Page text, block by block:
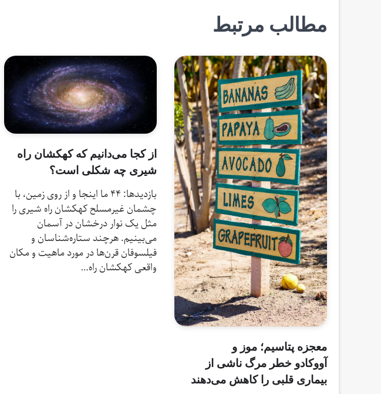
مطالب مرتبط
معجزه پتاسیم؛ موز و
آووکادو خطر مرگ ناشی از
بیماری قلبی را کاهش می‌دهند
از کجا می‌دانیم که کهکشان راه
شیری چه شکلی است؟
بازدیدها: 44 ما اینجا و از روی زمین، با
چشمان غیرمسلح کهکشان راه شیری را
مثل یک نوار درخشان در آسمان
می‌بینیم. هرچند ستاره‌شناسان و
فیلسوفان قرن‌ها در مورد ماهیت و مکان
واقعی کهکشان راه…